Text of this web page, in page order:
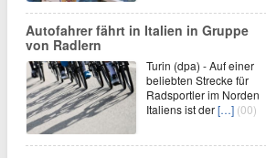
Autofahrer fährt in Italien in Gruppe
von Radlern
Turin (dpa) - Auf einer
beliebten Strecke für
Radsportler im Norden
Italiens ist der[…] (00)